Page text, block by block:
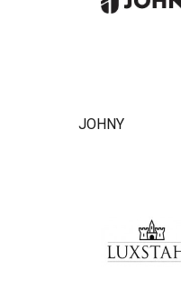
JOHNY